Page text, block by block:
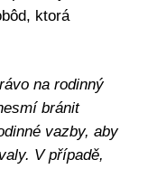
ktorá
na rodinný
bránit
vazby, aby
V případě,